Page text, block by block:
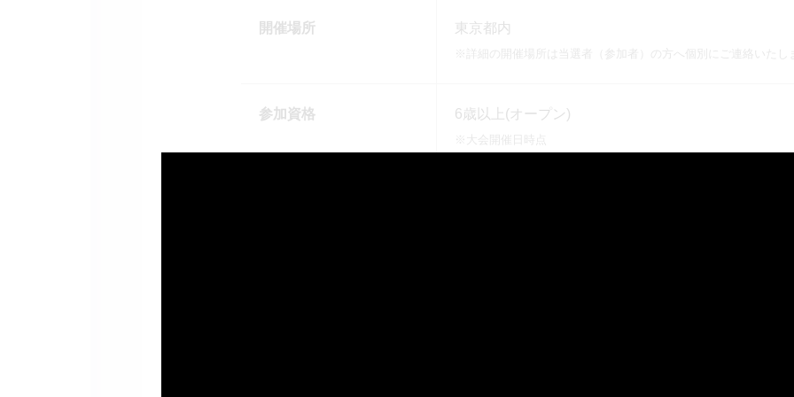
開催場所 東京都内
※詳細の開催場所は当選者（参加者）の方へ個別にご連絡いたし
参加資格 6歳以上(オープン)
※大会開催日時点